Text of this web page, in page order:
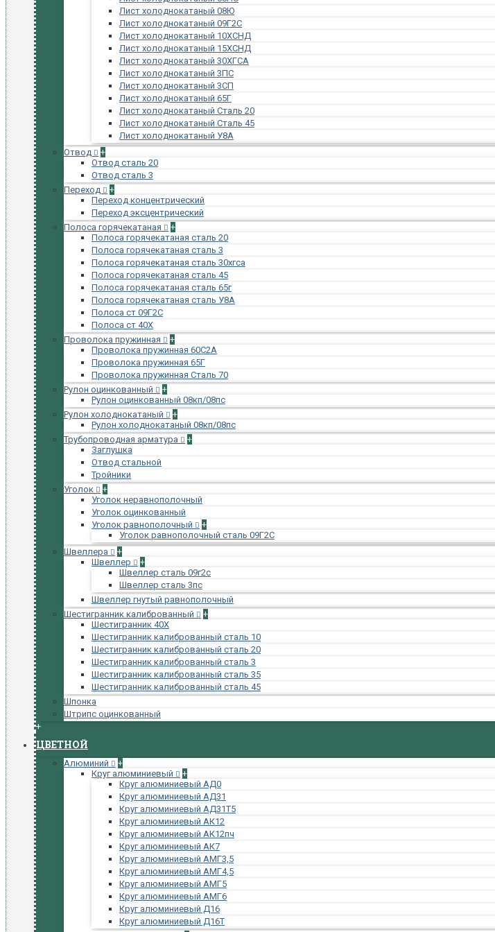
Лист холоднокатаный 08Ю
Лист холоднокатаный 09Г2С
Лист холоднокатаный 10ХСНД
Лист холоднокатаный 15ХСНД
Лист холоднокатаный 30ХГСА
Лист холоднокатаный 3ПС
Лист холоднокатаный 3СП
Лист холоднокатаный 65Г
Лист холоднокатаный Сталь 20
Лист холоднокатаный Сталь 45
Лист холоднокатаный У8А
Отвод
+
Отвод сталь 20
Отвод сталь 3
Переход
+
Переход концентрический
Переход эксцентрический
Полоса горячекатаная
+
Полоса горячекатаная сталь 20
Полоса горячекатаная сталь 3
Полоса горячекатаная сталь 30хгса
Полоса горячекатаная сталь 45
Полоса горячекатаная сталь 65г
Полоса горячекатаная сталь У8А
Полоса ст 09Г2С
Полоса ст 40Х
Проволока пружинная
+
Проволока пружинная 60С2А
Проволока пружинная 65Г
Проволока пружинная Сталь 70
Рулон оцинкованный
+
Рулон оцинкованный 08кп/08пс
Рулон холоднокатаный
+
Рулон холоднокатаный 08кп/08пс
Трубопроводная арматура
+
Заглушка
Отвод стальной
Тройники
Уголок
+
Уголок неравнополочный
Уголок оцинкованный
Уголок равнополочный
+
Уголок равнополочный сталь 09Г2С
Швеллера
+
Швеллер
+
Швеллер сталь 09г2с
Швеллер сталь 3пс
Швеллер гнутый равнополочный
Шестигранник калиброванный
+
Шестигранник 40Х
Шестигранник калиброванный сталь 10
Шестигранник калиброванный сталь 20
Шестигранник калиброванный сталь 3
Шестигранник калиброванный сталь 35
Шестигранник калиброванный сталь 45
Шпонка
Штрипс оцинкованный
+
ЦВЕТНОЙ
Алюминий
+
Круг алюминиевый
+
Круг алюминиевый АД0
Круг алюминиевый АД31
Круг алюминиевый АД31Т5
Круг алюминиевый АК12
Круг алюминиевый АК12пч
Круг алюминиевый АК7
Круг алюминиевый АМГ3,5
Круг алюминиевый АМГ4,5
Круг алюминиевый АМГ5
Круг алюминиевый АМГ6
Круг алюминиевый Д16
Круг алюминиевый Д16Т